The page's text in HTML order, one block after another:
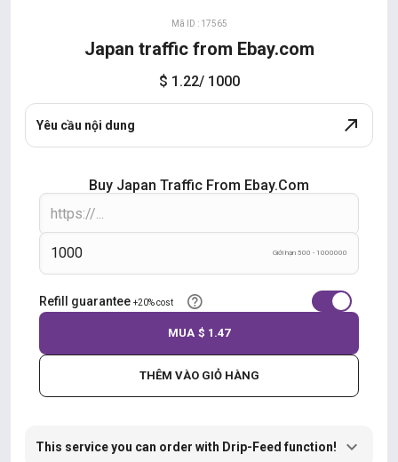
Mã ID : 17565
Japan traffic from Ebay.com
$ 1.22/ 1000
Yêu cầu nội dung
Buy Japan Traffic From Ebay.com
Giới hạn 500 - 1000000
Refill guarantee +20% cost
THÊM VÀO GIỎ HÀNG
MUA $ 1.47
This service you can order with Drip-Feed function!